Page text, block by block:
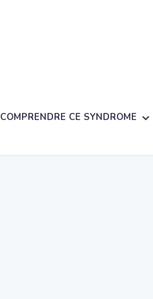
COMPRENDRE CE SYNDROME